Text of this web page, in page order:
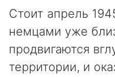
Стоит апрель
немцами уже
продвигаются
территории, и